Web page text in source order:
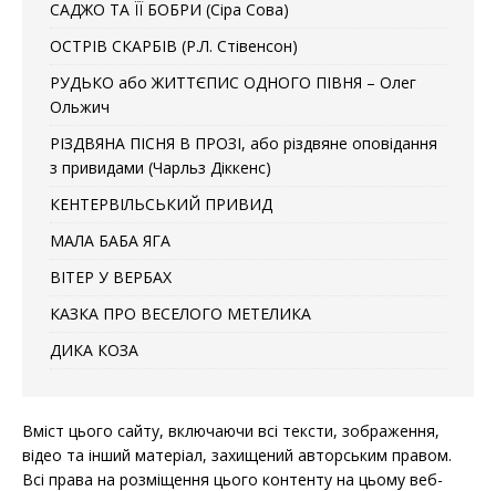
САДЖО ТА ЇЇ БОБРИ (Сіра Сова)
ОСТРІВ СКАРБІВ (Р.Л. Стівенсон)
РУДЬКО або ЖИТТЄПИС ОДНОГО ПІВНЯ – Олег
Ольжич
РІЗДВЯНА ПІСНЯ В ПРОЗІ, або різдвяне оповідання
з привидами (Чарльз Діккенс)
КЕНТЕРВІЛЬСЬКИЙ ПРИВИД
МАЛА БАБА ЯГА
ВІТЕР У ВЕРБАХ
КАЗКА ПРО ВЕСЕЛОГО МЕТЕЛИКА
ДИКА КОЗА
Вміст цього сайту, включаючи всі тексти, зображення,
відео та інший матеріал, захищений авторським правом.
Всі права на розміщення цього контенту на цьому веб-